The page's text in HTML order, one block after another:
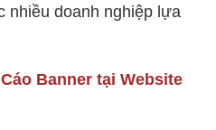
nhiều doanh nghiệp lựa
Banner tại Website